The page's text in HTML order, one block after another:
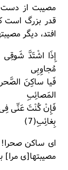
مصیبت از دست
قدر بزرگ است
افتد، دیگر
إِذَا اشْتَدَّ
مُجاوِبِی
فَیا ساکِنَ
المَصائِبِ
فَإِنْ کُنْتَ عَنِّی
بِغائِبِ(7)
ای ساکن صحرا!
مصیبتها[ی